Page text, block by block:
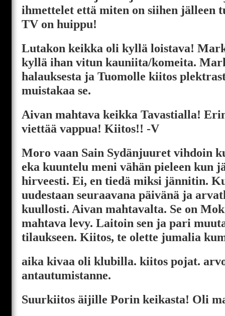
ihmettelet että miten on siihen jälleen
TV on huippu!
Lutakon keikka oli kyllä loistava!
kyllä ihan vitun kauniita/komeita.
halauksesta ja Tuomolle kiitos
muistakaa se.
Aivan mahtava keikka Tavastialla!
viettää vappua! Kiitos!! -V
Moro vaan Sain Sydänjuuret vihdoin
eka kuuntelu meni vähän pieleen kun
hirveesti. Ei, en tiedä miksi jännitin.
uudestaan seuraavana päivänä ja
kuullosti. Aivan mahtavalta. Se on
mahtava levy. Laitoin sen ja pari
tilaukseen. Kiitos, te olette jumalia
aika kivaa oli klubilla. kiitos pojat.
antautumistanne.
Suurkiitos äijille Porin keikasta! Oli